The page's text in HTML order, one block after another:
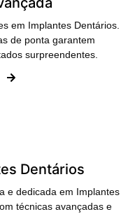
em Implantes Dentários.
de ponta garantem
surpreendentes.
Dentários
e dedicada em Implantes
técnicas avançadas e